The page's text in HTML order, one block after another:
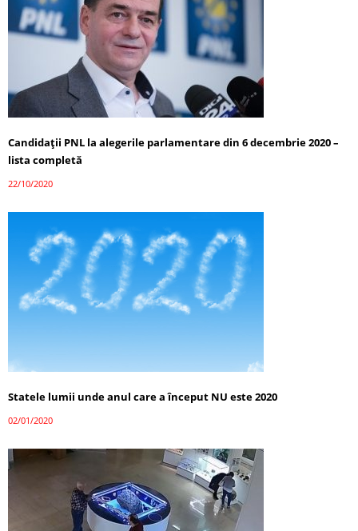
Candidații PNL la alegerile parlamentare din 6 decembrie 2020 –
lista completă
22/10/2020
Statele lumii unde anul care a început NU este 2020
02/01/2020